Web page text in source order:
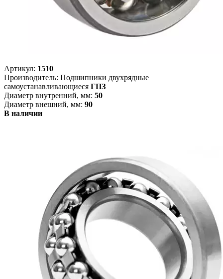
Артикул: 1510
Производитель: Подшипники двухрядные
самоустанавливающиеся ГПЗ
Диаметр внутренний, мм: 50
Диаметр внешний, мм: 90
В наличии